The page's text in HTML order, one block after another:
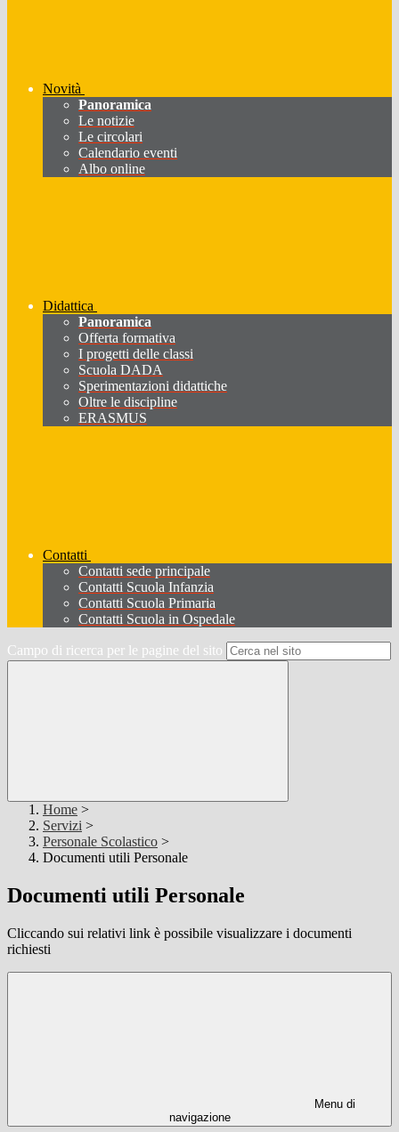
Novità
Panoramica
Le notizie
Le circolari
Calendario eventi
Albo online
Didattica
Panoramica
Offerta formativa
I progetti delle classi
Scuola DADA
Sperimentazioni didattiche
Oltre le discipline
ERASMUS
Contatti
Contatti sede principale
Contatti Scuola Infanzia
Contatti Scuola Primaria
Contatti Scuola in Ospedale
Campo di ricerca per le pagine del sito
Home >
Servizi >
Personale Scolastico >
Documenti utili Personale
Documenti utili Personale
Cliccando sui relativi link è possibile visualizzare i documenti
richiesti
Menu di
navigazione